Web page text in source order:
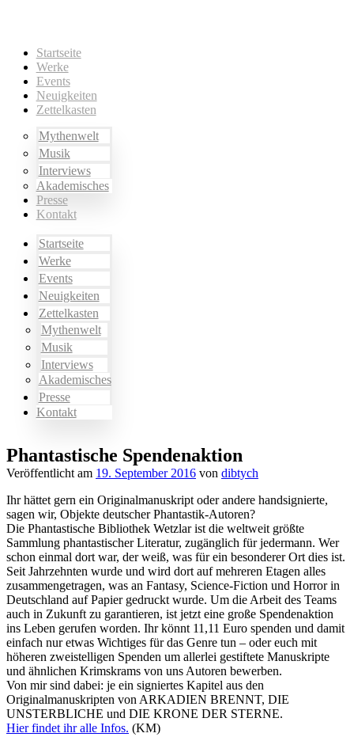
Startseite
Werke
Events
Neuigkeiten
Zettelkasten
Mythenwelt
Musik
Interviews
Akademisches
Presse
Kontakt
Startseite
Werke
Events
Neuigkeiten
Zettelkasten
Mythenwelt
Musik
Interviews
Akademisches
Presse
Kontakt
Phantastische Spendenaktion
Veröffentlicht am 19. September 2016 von dibtych
Ihr hättet gern ein Originalmanuskript oder andere handsignierte,
sagen wir, Objekte deutscher Phantastik-Autoren?
Die Phantastische Bibliothek Wetzlar ist die weltweit größte
Sammlung phantastischer Literatur, zugänglich für jedermann. Wer
schon einmal dort war, der weiß, was für ein besonderer Ort dies ist.
Seit Jahrzehnten wurde und wird dort auf mehreren Etagen alles
zusammengetragen, was an Fantasy, Science-Fiction und Horror in
Deutschland auf Papier gedruckt wurde. Um die Arbeit des Teams
auch in Zukunft zu garantieren, ist jetzt eine große Spendenaktion
ins Leben gerufen worden. Ihr könnt 11,11 Euro spenden und damit
einfach nur etwas Wichtiges für das Genre tun – oder euch mit
höheren zweistelligen Spenden um allerlei gestiftete Manuskripte
und ähnlichen Krimskrams von uns Autoren bewerben.
Von mir sind dabei: je ein signiertes Kapitel aus den
Originalmanuskripten von ARKADIEN BRENNT, DIE
UNSTERBLICHE und DIE KRONE DER STERNE.
Hier findet ihr alle Infos. (KM)